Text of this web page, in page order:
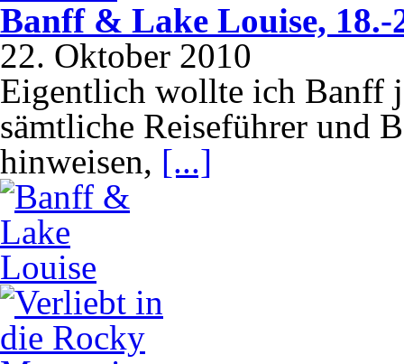
Banff & Lake Louise, 18.-
22. Oktober 2010
Eigentlich wollte ich Banff
sämtliche Reiseführer und
hinweisen, [...]